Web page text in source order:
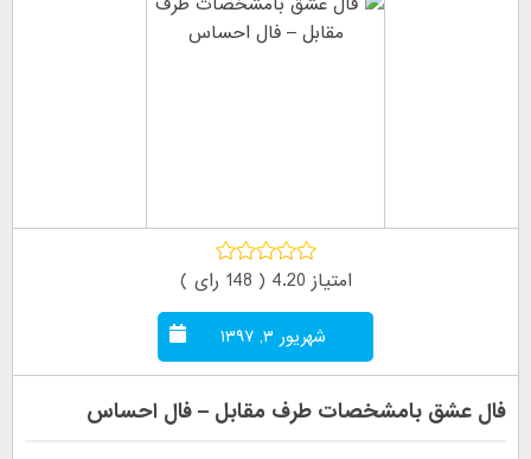
امتیاز 4.20 ( 148 رای )
شهریور ۳, ۱۳۹۷
فال عشق بامشخصات طرف مقابل – فال احساس